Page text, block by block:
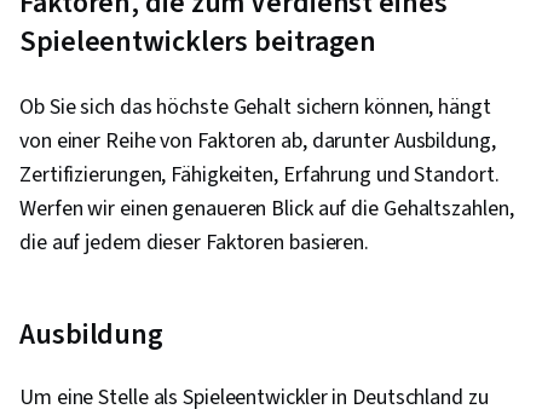
Spieleentwicklers beitragen
Ob Sie sich das höchste Gehalt sichern können, hängt
von einer Reihe von Faktoren ab, darunter Ausbildung,
Zertifizierungen, Fähigkeiten, Erfahrung und Standort.
Werfen wir einen genaueren Blick auf die Gehaltszahlen,
die auf jedem dieser Faktoren basieren.
Ausbildung
Um eine Stelle als Spieleentwickler in Deutschland zu